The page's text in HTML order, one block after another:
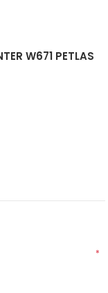
W671 PETLAS
*